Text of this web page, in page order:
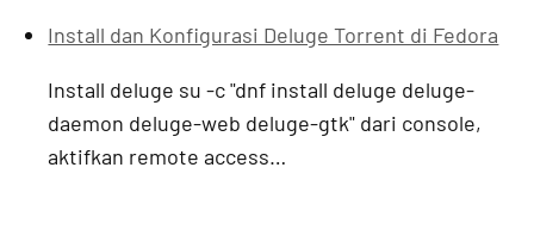
Install dan Konfigurasi Deluge Torrent di Fedora
Install deluge su -c "dnf install deluge deluge-
daemon deluge-web deluge-gtk" dari console,
aktifkan remote access…